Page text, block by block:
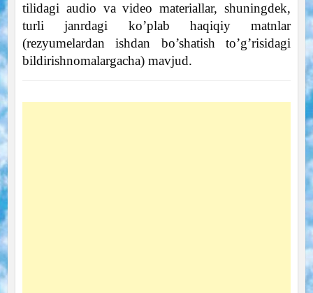
tilidagi audio va video materiallar, shuningdek,
turli janrdagi ko’plab haqiqiy matnlar
(rezyumelardan ishdan bo’shatish to’g’risidagi
bildirishnomalargacha) mavjud.